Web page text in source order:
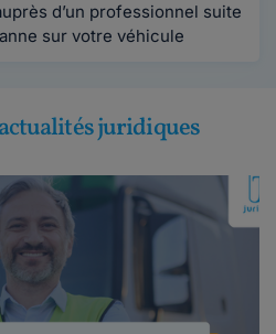
d’un professionnel suite
sur votre véhicule
actualités juridiques